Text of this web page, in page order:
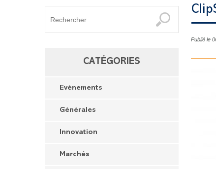
CATÉGORIES
Evénements
Générales
Innovation
Marchés
Publié le